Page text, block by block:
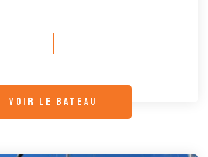
voir le bateau